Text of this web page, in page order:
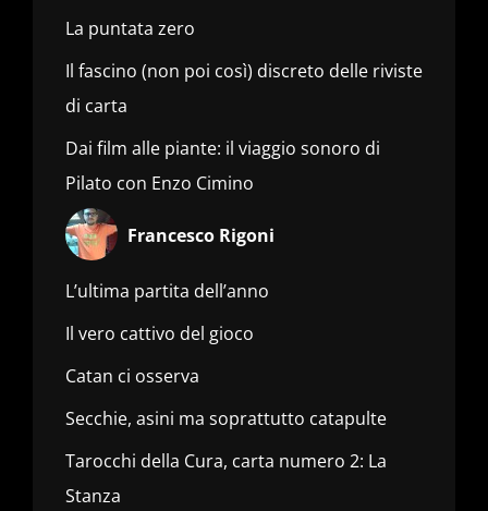
La puntata zero
Il fascino (non poi così) discreto delle riviste
di carta
Dai film alle piante: il viaggio sonoro di
Pilato con Enzo Cimino
Francesco Rigoni
L’ultima partita dell’anno
Il vero cattivo del gioco
Catan ci osserva
Secchie, asini ma soprattutto catapulte
Tarocchi della Cura, carta numero 2: La
Stanza